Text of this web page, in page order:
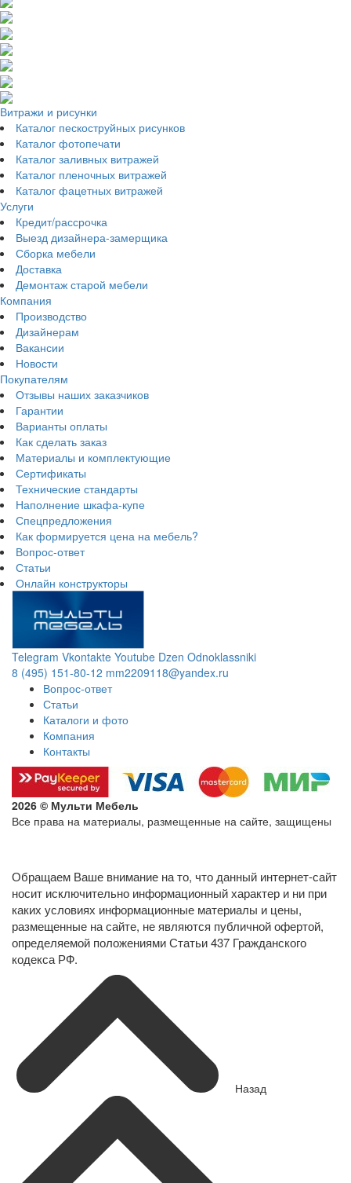
Витражи и рисунки
Каталог пескоструйных рисунков
Каталог фотопечати
Каталог заливных витражей
Каталог пленочных витражей
Каталог фацетных витражей
Услуги
Кредит/рассрочка
Выезд дизайнера-замерщика
Сборка мебели
Доставка
Демонтаж старой мебели
Компания
Производство
Дизайнерам
Вакансии
Новости
Покупателям
Отзывы наших заказчиков
Гарантии
Варианты оплаты
Как сделать заказ
Материалы и комплектующие
Сертификаты
Технические стандарты
Наполнение шкафа-купе
Спецпредложения
Как формируется цена на мебель?
Вопрос-ответ
Статьи
Онлайн конструкторы
Telegram Vkontakte Youtube Dzen Odnoklassniki
8 (495) 151-80-12 mm2209118@yandex.ru
Вопрос-ответ
Статьи
Каталоги и фото
Компания
Контакты
2026 © Мульти Мебель
Все права на материалы, размещенные на сайте, защищены
Обращаем Ваше внимание на то, что данный интернет-сайт
носит исключительно информационный характер и ни при
каких условиях информационные материалы и цены,
размещенные на сайте, не являются публичной офертой,
определяемой положениями Статьи 437 Гражданского
кодекса РФ.
Назад